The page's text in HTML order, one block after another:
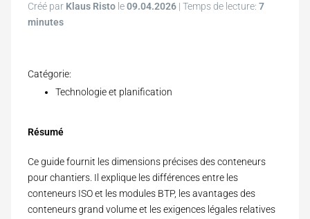
Créé par Klaus Risto le09.04.2026 | Temps de lecture: 7
minutes
Catégorie:
Technologie et planification
Résumé
Ce guide fournit les dimensions précises des conteneurs
pour chantiers. Il explique les différences entre les
conteneurs ISO et les modules BTP, les avantages des
conteneurs grand volume et les exigences légales relatives